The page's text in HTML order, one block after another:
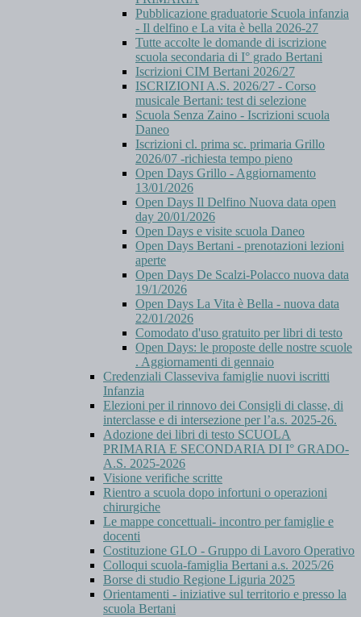
Pubblicazione graduatorie Scuola infanzia
- Il delfino e La vita è bella 2026-27
Tutte accolte le domande di iscrizione
scuola secondaria di I° grado Bertani
Iscrizioni CIM Bertani 2026/27
ISCRIZIONI A.S. 2026/27 - Corso
musicale Bertani: test di selezione
Scuola Senza Zaino - Iscrizioni scuola
Daneo
Iscrizioni cl. prima sc. primaria Grillo
2026/07 -richiesta tempo pieno
Open Days Grillo - Aggiornamento
13/01/2026
Open Days Il Delfino Nuova data open
day 20/01/2026
Open Days e visite scuola Daneo
Open Days Bertani - prenotazioni lezioni
aperte
Open Days De Scalzi-Polacco nuova data
19/1/2026
Open Days La Vita è Bella - nuova data
22/01/2026
Comodato d'uso gratuito per libri di testo
Open Days: le proposte delle nostre scuole
. Aggiornamenti di gennaio
Credenziali Classeviva famiglie nuovi iscritti
Infanzia
Elezioni per il rinnovo dei Consigli di classe, di
interclasse e di intersezione per l’a.s. 2025-26.
Adozione dei libri di testo SCUOLA
PRIMARIA E SECONDARIA DI I° GRADO-
A.S. 2025-2026
Visione verifiche scritte
Rientro a scuola dopo infortuni o operazioni
chirurgiche
Le mappe concettuali- incontro per famiglie e
docenti
Costituzione GLO - Gruppo di Lavoro Operativo
Colloqui scuola-famiglia Bertani a.s. 2025/26
Borse di studio Regione Liguria 2025
Orientamenti - iniziative sul territorio e presso la
scuola Bertani